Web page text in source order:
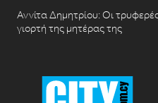
Αννίτα Δημητρίου: Οι
γιορτή της μητέρας της